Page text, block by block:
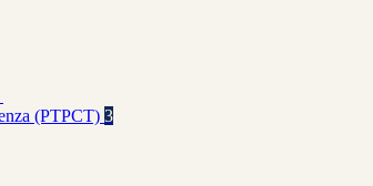
(PTPCT) 3